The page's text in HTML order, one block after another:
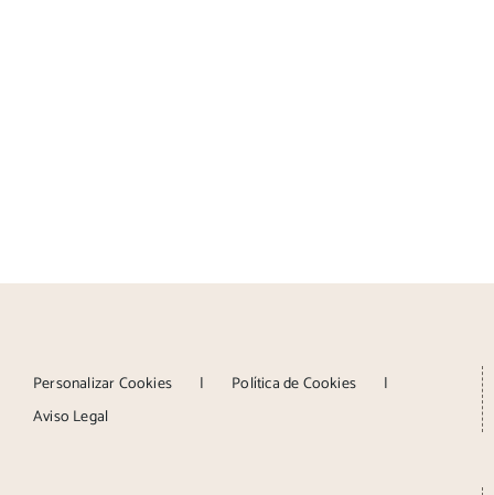
Personalizar Cookies
Política de Cookies
Aviso Legal